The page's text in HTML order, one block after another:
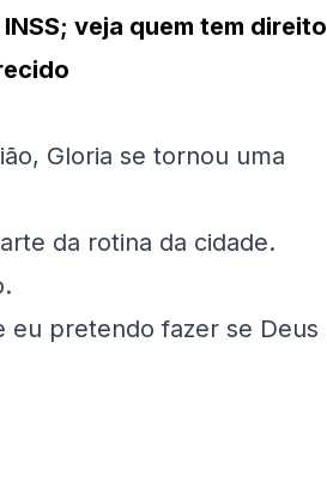
veja quem tem direito
Gloria se tornou uma
da rotina da cidade.
eu pretendo fazer se Deus